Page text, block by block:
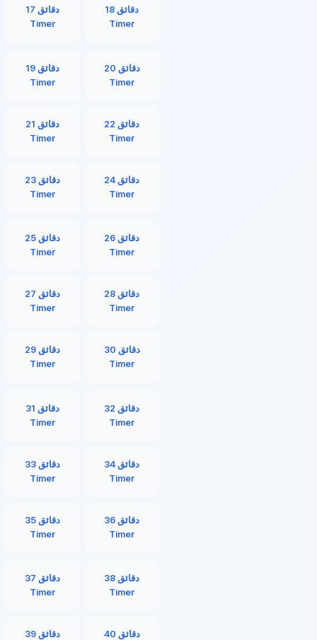
17 دقائق
Timer
18 دقائق
Timer
19 دقائق
Timer
20 دقائق
Timer
21 دقائق
Timer
22 دقائق
Timer
23 دقائق
Timer
24 دقائق
Timer
25 دقائق
Timer
26 دقائق
Timer
27 دقائق
Timer
28 دقائق
Timer
29 دقائق
Timer
30 دقائق
Timer
31 دقائق
Timer
32 دقائق
Timer
33 دقائق
Timer
34 دقائق
Timer
35 دقائق
Timer
36 دقائق
Timer
37 دقائق
Timer
38 دقائق
Timer
39 دقائق
40 دقائق